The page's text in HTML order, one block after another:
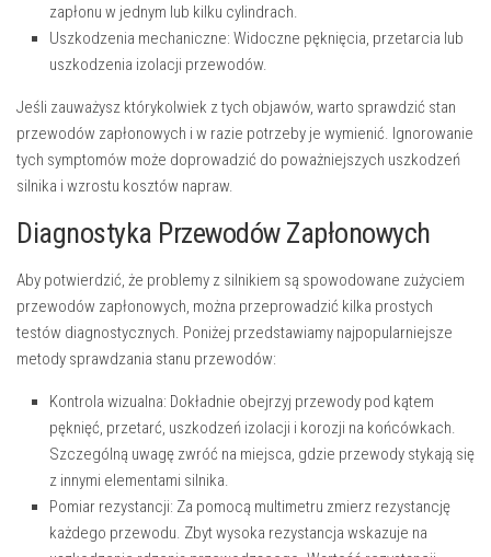
zapłonu w jednym lub kilku cylindrach.
Uszkodzenia mechaniczne: Widoczne pęknięcia, przetarcia lub
uszkodzenia izolacji przewodów.
Jeśli zauważysz którykolwiek z tych objawów, warto sprawdzić stan
przewodów zapłonowych i w razie potrzeby je wymienić. Ignorowanie
tych symptomów może doprowadzić do poważniejszych uszkodzeń
silnika i wzrostu kosztów napraw.
Diagnostyka Przewodów Zapłonowych
Aby potwierdzić, że problemy z silnikiem są spowodowane zużyciem
przewodów zapłonowych, można przeprowadzić kilka prostych
testów diagnostycznych. Poniżej przedstawiamy najpopularniejsze
metody sprawdzania stanu przewodów:
Kontrola wizualna: Dokładnie obejrzyj przewody pod kątem
pęknięć, przetarć, uszkodzeń izolacji i korozji na końcówkach.
Szczególną uwagę zwróć na miejsca, gdzie przewody stykają się
z innymi elementami silnika.
Pomiar rezystancji: Za pomocą multimetru zmierz rezystancję
każdego przewodu. Zbyt wysoka rezystancja wskazuje na